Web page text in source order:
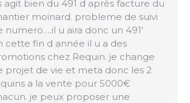
agit bien du 491 d après facture du
moinard. probleme de suivi
numero….il u aira donc un 491′
cette fin d année il u a des
chez Requin. je change
projet de vie et meta donc les 2
a la vente pour 5000€
je peux proposer une